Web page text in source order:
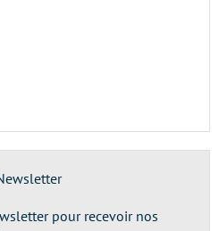
pour recevoir nos